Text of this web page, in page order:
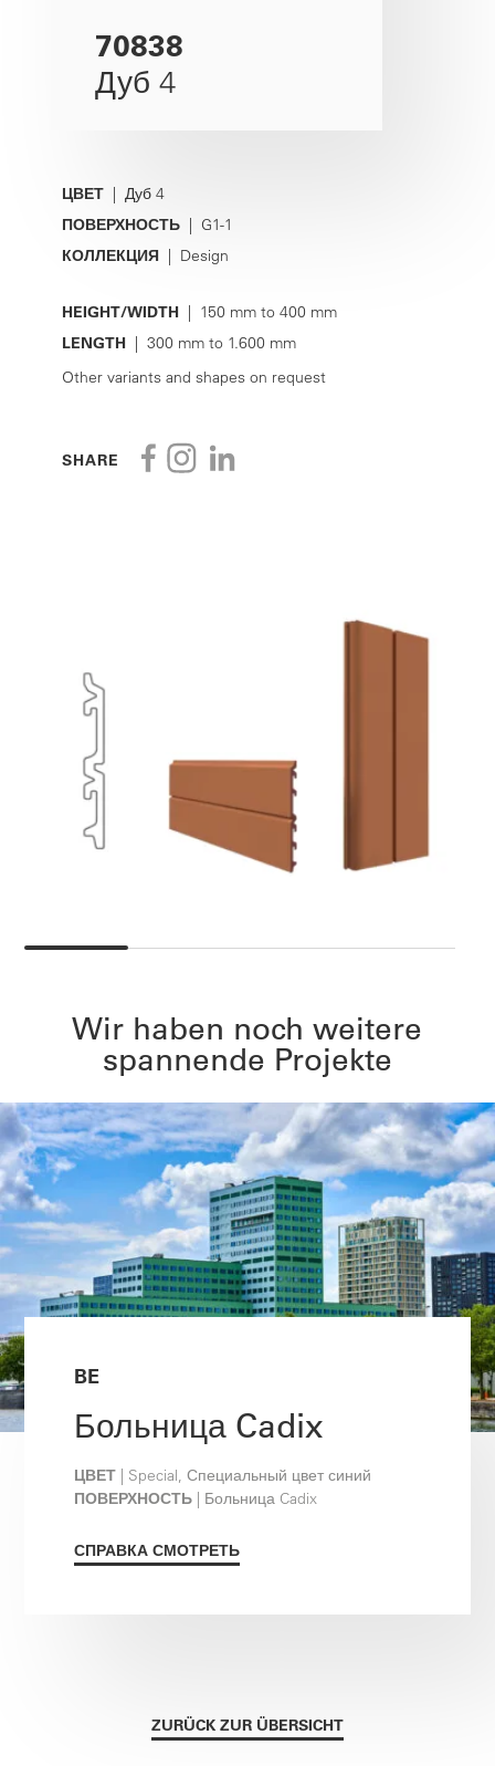
70838
Дуб 4
ЦВЕТ | Дуб 4
ПОВЕРХНОСТЬ | G1-1
КОЛЛЕКЦИЯ | Design
HEIGHT/WIDTH | 150 mm to 400 mm
LENGTH | 300 mm to 1.600 mm
Other variants and shapes on request
SHARE
Wir haben noch weitere
spannende Projekte
BE
Больница Cadix
ЦВЕТ | Special, Специальный цвет синий
ПОВЕРХНОСТЬ | Больница Cadix
СПРАВКА СМОТРЕТЬ
ZURÜCK ZUR ÜBERSICHT